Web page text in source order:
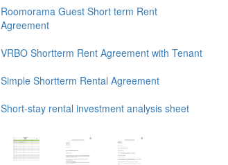
Roomorama Guest Short term Rent
Agreement
VRBO Shortterm Rent Agreement with Tenant
Simple Shortterm Rental Agreement
Short-stay rental investment analysis sheet